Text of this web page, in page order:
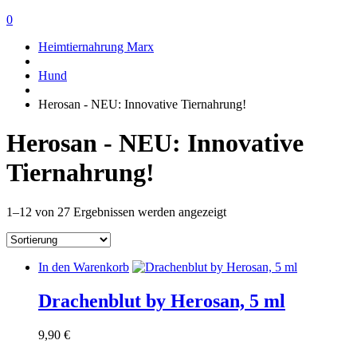
0
Heimtiernahrung Marx
Hund
Herosan - NEU: Innovative Tiernahrung!
Herosan - NEU: Innovative
Tiernahrung!
1–12 von 27 Ergebnissen werden angezeigt
In den Warenkorb
Drachenblut by Herosan, 5 ml
9,90 €